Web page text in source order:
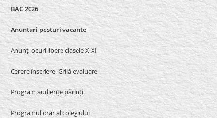
BAC 2026
Anunturi posturi vacante
Anunț locuri libere clasele X-XI
Cerere înscriere_Grilă evaluare
Program audiențe părinți
Programul orar al colegiului